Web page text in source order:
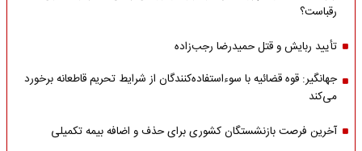
رقباست؟
تأیید ربایش و قتل حمیدرضا رجب‌زاده
جهانگیر: قوه قضائیه با سوءاستفاده‌کنندگان از شرایط تحریم قاطعانه برخورد
می‌کند
آخرین فرصت بازنشستگان کشوری برای حذف و اضافه بیمه تکمیلی